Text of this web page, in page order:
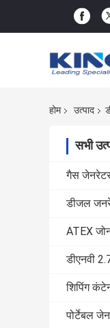
होम उत्पाद
सभी
गैस
डीजल
ATEX
डीएनवी
शिपिंग
पोर्टेबल